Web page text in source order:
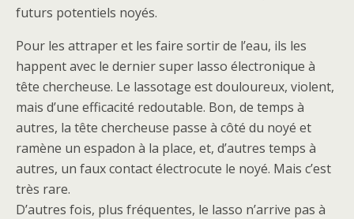
futurs potentiels noyés.
Pour les attraper et les faire sortir de l’eau, ils les
happent avec le dernier super lasso électronique à
tête chercheuse. Le lassotage est douloureux, violent,
mais d’une efficacité redoutable. Bon, de temps à
autres, la tête chercheuse passe à côté du noyé et
ramène un espadon à la place, et, d’autres temps à
autres, un faux contact électrocute le noyé. Mais c’est
très rare.
D’autres fois, plus fréquentes, le lasso n’arrive pas à